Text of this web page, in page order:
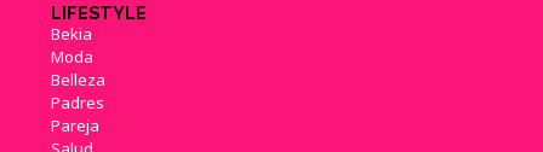
LIFESTYLE
Bekia
Moda
Belleza
Padres
Pareja